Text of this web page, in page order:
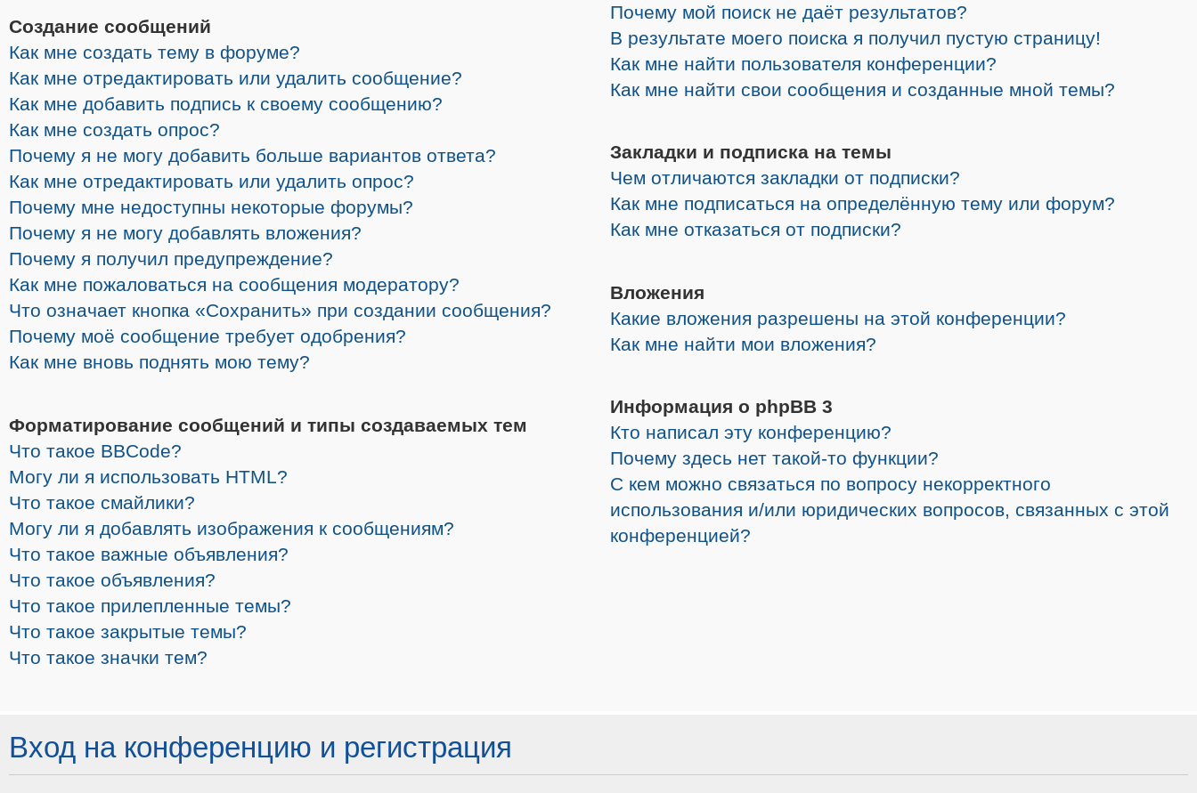
Создание сообщений
Как мне создать тему в форуме?
Как мне отредактировать или удалить сообщение?
Как мне добавить подпись к своему сообщению?
Как мне создать опрос?
Почему я не могу добавить больше вариантов ответа?
Как мне отредактировать или удалить опрос?
Почему мне недоступны некоторые форумы?
Почему я не могу добавлять вложения?
Почему я получил предупреждение?
Как мне пожаловаться на сообщения модератору?
Что означает кнопка «Сохранить» при создании сообщения?
Почему моё сообщение требует одобрения?
Как мне вновь поднять мою тему?
Форматирование сообщений и типы создаваемых тем
Что такое BBCode?
Могу ли я использовать HTML?
Что такое смайлики?
Могу ли я добавлять изображения к сообщениям?
Что такое важные объявления?
Что такое объявления?
Что такое прилепленные темы?
Что такое закрытые темы?
Что такое значки тем?
Почему мой поиск не даёт результатов?
В результате моего поиска я получил пустую страницу!
Как мне найти пользователя конференции?
Как мне найти свои сообщения и созданные мной темы?
Закладки и подписка на темы
Чем отличаются закладки от подписки?
Как мне подписаться на определённую тему или форум?
Как мне отказаться от подписки?
Вложения
Какие вложения разрешены на этой конференции?
Как мне найти мои вложения?
Информация о phpBB 3
Кто написал эту конференцию?
Почему здесь нет такой-то функции?
С кем можно связаться по вопросу некорректного
использования и/или юридических вопросов, связанных с этой
конференцией?
Вход на конференцию и регистрация